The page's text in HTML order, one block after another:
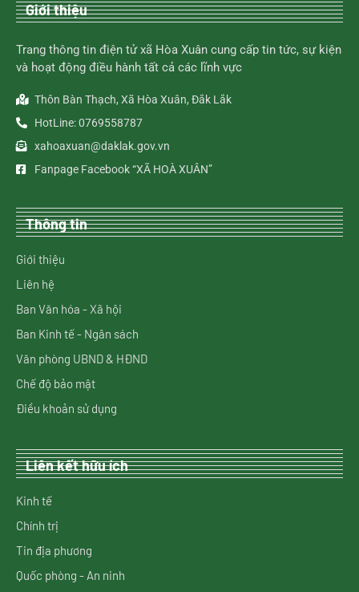
Giới thiệu
Trang thông tin điện tử xã Hòa Xuân cung cấp tin tức, sự kiện
và hoạt động điều hành tất cả các lĩnh vực
Thôn Bàn Thạch, Xã Hòa Xuân, Đắk Lắk
HotLine: 0769558787
xahoaxuan@daklak.gov.vn
Fanpage Facebook “XÃ HOÀ XUÂN”
Thông tin
Giới thiệu
Liên hệ
Ban Văn hóa - Xã hội
Ban Kinh tế - Ngân sách
Văn phòng UBND & HĐND
Chế độ bảo mật
Điều khoản sử dụng
Liên kết hữu ích
Kinh tế
Chính trị
Tin địa phương
Quốc phòng - An ninh